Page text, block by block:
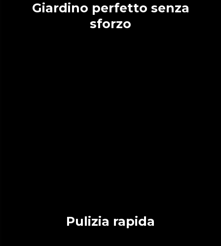
Giardino perfetto senza
sforzo
Pulizia rapida